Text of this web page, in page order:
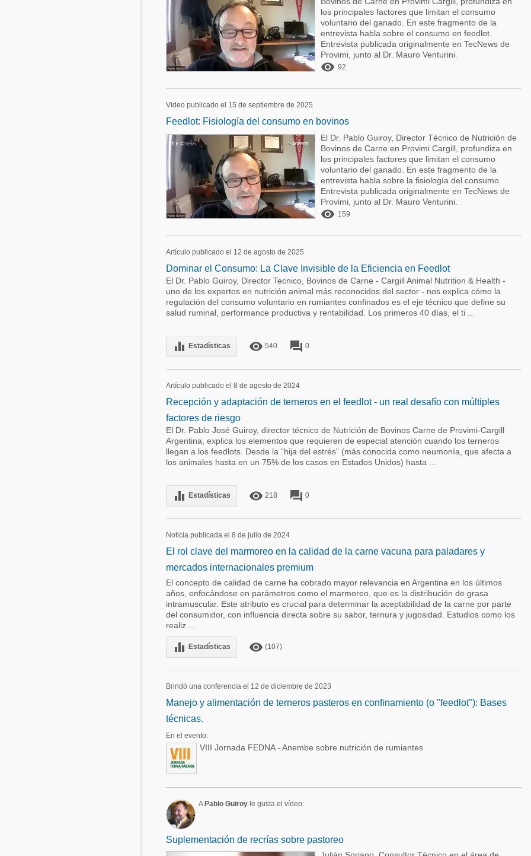
los principales factores que limitan el consumo
voluntario del ganado. En este fragmento de la
entrevista habla sobre el consumo en feedlot.
Entrevista publicada originalmente en TecNews de
Provimi, junto al Dr. Mauro Venturini.
 92
Video publicado el 15 de septiembre de 2025
Feedlot: Fisiología del consumo en bovinos
El Dr. Pablo Guiroy, Director Técnico de Nutrición de
Bovinos de Carne en Provimi Cargill, profundiza en
los principales factores que limitan el consumo
voluntario del ganado. En este fragmento de la
entrevista habla sobre la fisiología del consumo.
Entrevista publicada originalmente en TecNews de
Provimi, junto al Dr. Mauro Venturini.
 159
Artículo publicado el 12 de agosto de 2025
Dominar el Consumo: La Clave Invisible de la Eficiencia en Feedlot
El Dr. Pablo Guiroy, Director Tecnico, Bovinos de Carne - Cargill Animal Nutrition & Health -
uno de los expertos en nutrición animal más reconocidos del sector - nos explica cómo la
regulación del consumo voluntario en rumiantes confinados es el eje técnico que define su
salud ruminal, performance productiva y rentabilidad. Los primeros 40 días, el ti ...
equalizer Estadísticas remove_red_eye 540 forum 0
Artículo publicado el 8 de agosto de 2024
Recepción y adaptación de terneros en el feedlot - un real desafío con múltiples
factores de riesgo
El Dr. Pablo José Guiroy, director técnico de Nutrición de Bovinos Carne de Provimi-Cargill
Argentina, explica los elementos que requieren de especial atención cuando los terneros
llegan a los feedlots. Desde la “hija del estrés” (más conocida como neumonía, que afecta a
los animales hasta en un 75% de los casos en Estados Unidos) hasta ...
equalizer Estadísticas remove_red_eye 218 forum 0
Noticia publicada el 8 de julio de 2024
El rol clave del marmoreo en la calidad de la carne vacuna para paladares y
mercados internacionales premium
El concepto de calidad de carne ha cobrado mayor relevancia en Argentina en los últimos
años, enfocándose en parámetros como el marmoreo, que es la distribución de grasa
intramuscular. Este atributo es crucial para determinar la aceptabilidad de la carne por parte
del consumidor, con influencia directa sobre su sabor, ternura y jugosidad. Estudios como los
realiz ...
equalizer Estadísticas remove_red_eye (107)
Brindó una conferencia el 12 de diciembre de 2023
Manejo y alimentación de terneros pasteros en confinamiento (o "feedlot"): Bases
técnicas.
En el evento:
VIII Jornada FEDNA - Anembe sobre nutrición de rumiantes
A Pablo Guiroyle gusta el vídeo:
Suplementación de recrías sobre pastoreo